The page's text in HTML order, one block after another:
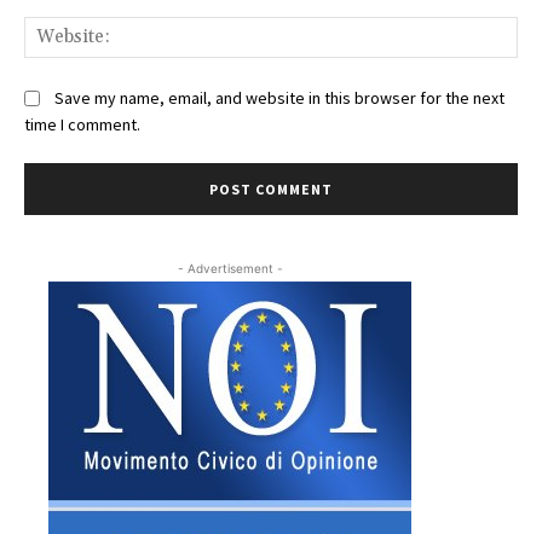
Save my name, email, and website in this browser for the next
time I comment.
- Advertisement -